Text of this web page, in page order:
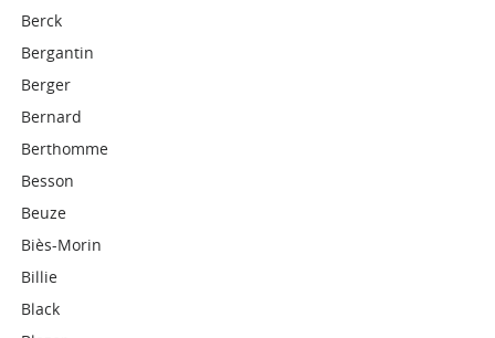
Berck
Bergantin
Berger
Bernard
Berthomme
Besson
Beuze
Biès-Morin
Billie
Black